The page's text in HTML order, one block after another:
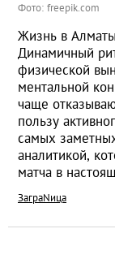
Фото: freepik.com
Жизнь в
Динамичный
физической
ментальной
чаще
пользу
самых
аналитикой,
матча в
ЗаграNица